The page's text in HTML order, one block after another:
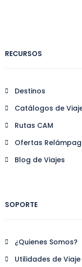
RECURSOS
Destinos
Catálogos de
Rutas CAM
Ofertas
Blog de Viajes
SOPORTE
¿Quienes Somos?
Utilidades de Viaje